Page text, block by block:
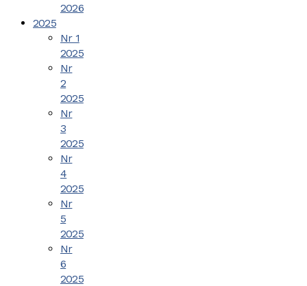
2026
2025
Nr 1
2025
Nr
2
2025
Nr
3
2025
Nr
4
2025
Nr
5
2025
Nr
6
2025